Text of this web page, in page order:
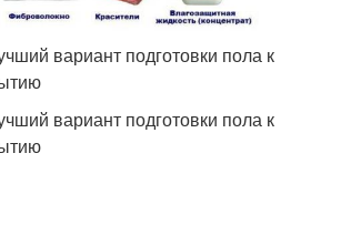
вариант подготовки пола к
вариант подготовки пола к